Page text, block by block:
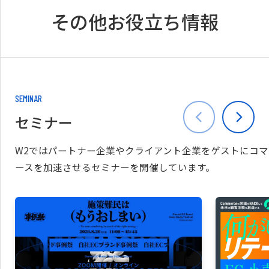
その他お役立ち情報
SEMINAR
セミナー
W2ではパートナー企業やクライアント企業をゲストにコマ
ースを加速させるセミナーを開催しています。